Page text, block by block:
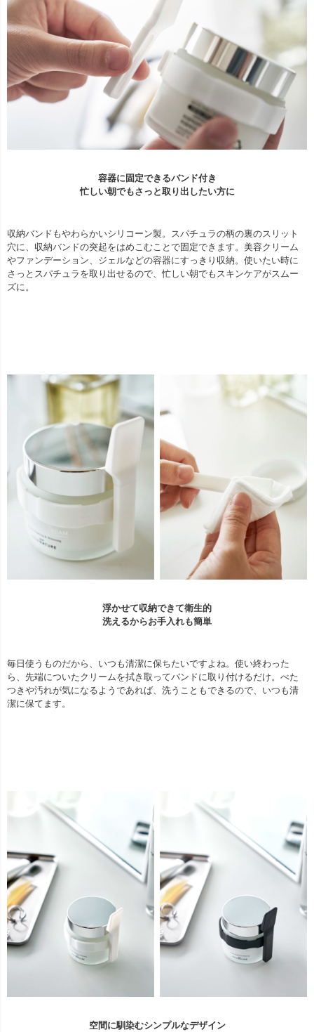
容器に固定できるバンド付き
忙しい朝でもさっと取り出したい方に
収納バンドもやわらかいシリコーン製。スパチュラの柄の裏のスリット
穴に、収納バンドの突起をはめこむことで固定できます。美容クリーム
やファンデーション、ジェルなどの容器にすっきり収納。使いたい時に
さっとスパチュラを取り出せるので、忙しい朝でもスキンケアがスムー
ズに。
浮かせて収納できて衛生的
洗えるからお手入れも簡単
毎日使うものだから、いつも清潔に保ちたいですよね。使い終わった
ら、先端についたクリームを拭き取ってバンドに取り付けるだけ。べた
つきや汚れが気になるようであれば、洗うこともできるので、いつも清
潔に保てます。
空間に馴染むシンプルなデザイン